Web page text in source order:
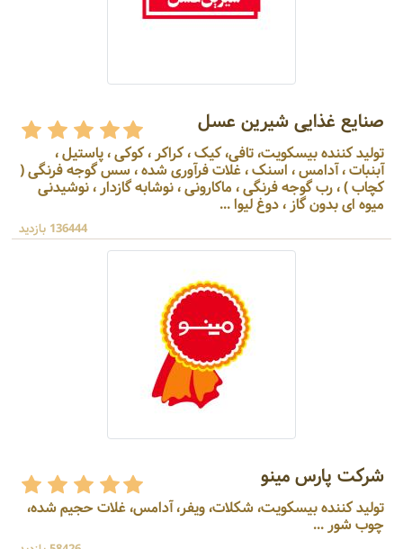
صنایع غذایی شیرین عسل
تولید کننده بیسکویت، تافی، کیک ، کراکر ، کوکی ، پاستیل ،
آبنبات ، آدامس ، اسنک ، غلات فرآوری شده ، سس گوجه فرنگی (
کچاب ) ، رب گوجه فرنگی ، ماکارونی ، نوشابه گازدار ، نوشیدنی
میوه ای بدون گاز ، دوغ لیوا ...
136444 بازدید
شرکت پارس مینو
تولید کننده بیسکویت، شکلات، ویفر، آدامس، غلات حجیم شده،
چوب شور ...